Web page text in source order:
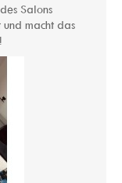
Salons
macht das